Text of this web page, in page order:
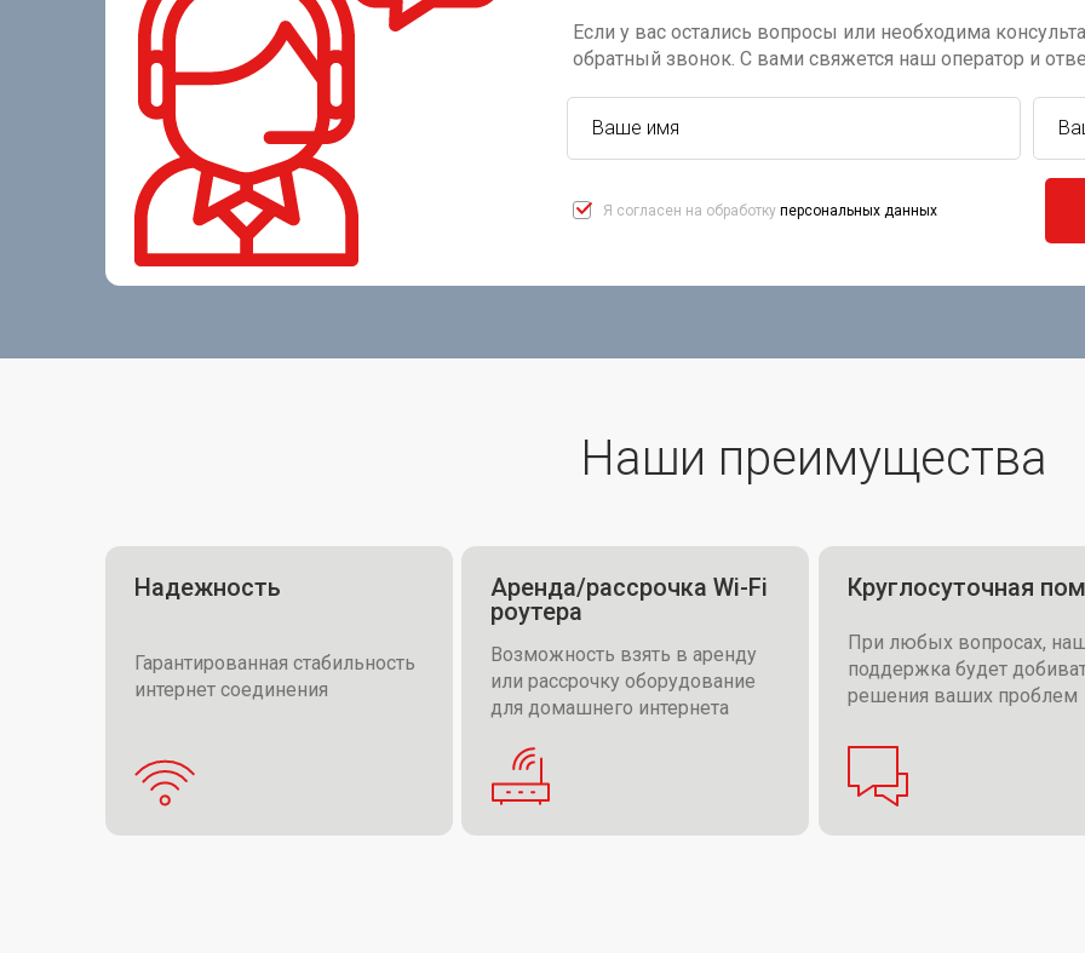
Если у вас остались вопросы или необходима
обратный звонок. С вами свяжется наш оператор и
Я согласен на обработку персональных данных
Наши преимущества
Надежность
Гарантированная стабильность
интернет соединения
Аренда/рассрочка Wi-Fi
роутера
Возможность взять в аренду
или рассрочку оборудование
для домашнего интернета
Круглосуточная
При любых вопросах,
поддержка будет
решения ваших проблем